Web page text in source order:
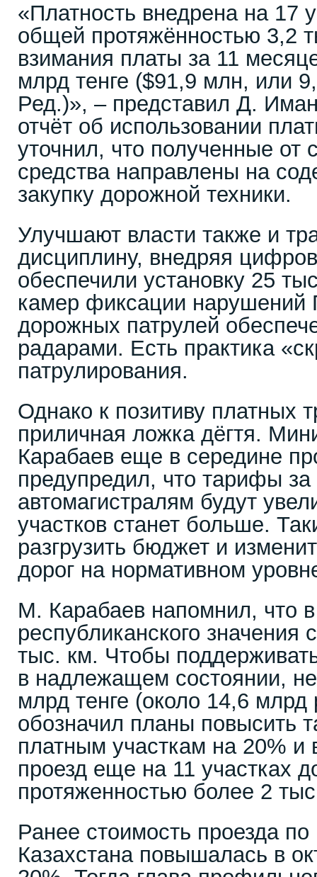
«Платность внедрена на 17
общей протяжённостью 3,2
взимания платы за 11
млрд тенге ($91,9 млн, или
Ред.)», – представил Д.
отчёт об использовании
уточнил, что полученные от
средства направлены на
закупку дорожной техники.
Улучшают власти также и
дисциплину, внедряя
обеспечили установку 25
камер фиксации
дорожных патрулей
радарами. Есть практика
патрулирования.
Однако к позитиву платных
приличная ложка дёгтя.
Карабаев еще в середине
предупредил, что тарифы
автомагистралям будут
участков станет больше.
разгрузить бюджет и
дорог на нормативном
М. Карабаев напомнил, что в
республиканского значения
тыс. км. Чтобы
в надлежащем состоянии,
млрд тенге (около 14,6
обозначил планы повысить
платным участкам на 20% и
проезд еще на 11 участках
протяженностью более 2
Ранее стоимость проезда
Казахстана повышалась в